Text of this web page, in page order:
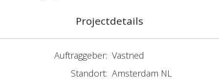
Projectdetails
Auftraggeber: Vastned
Standort: Amsterdam NL